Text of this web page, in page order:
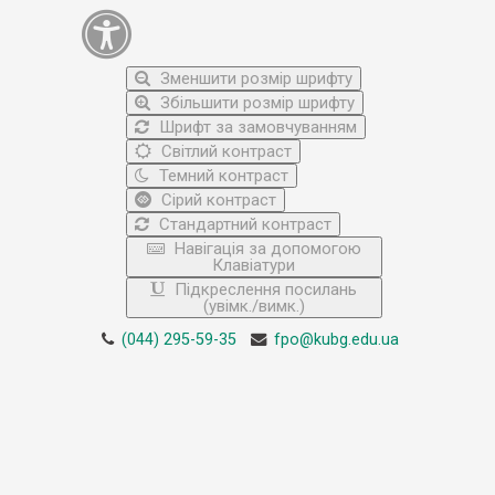
Зменшити розмір шрифту
Збільшити розмір шрифту
Шрифт за замовчуванням
Світлий контраст
Темний контраст
Сірий контраст
Стандартний контраст
Навігація за допомогою
Клавіатури
Підкреслення посилань
(увімк./вимк.)
(044) 295-59-35 fpo@kubg.edu.ua